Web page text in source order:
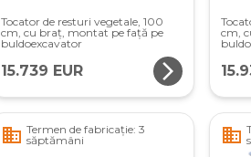
Tocator de resturi vegetale, 100
cm, cu braț, montat pe față pe
buldoexcavator
15.739 EUR arrow_forward_ios
cm,
business Termen de fabricație: 3
săptămâni
business